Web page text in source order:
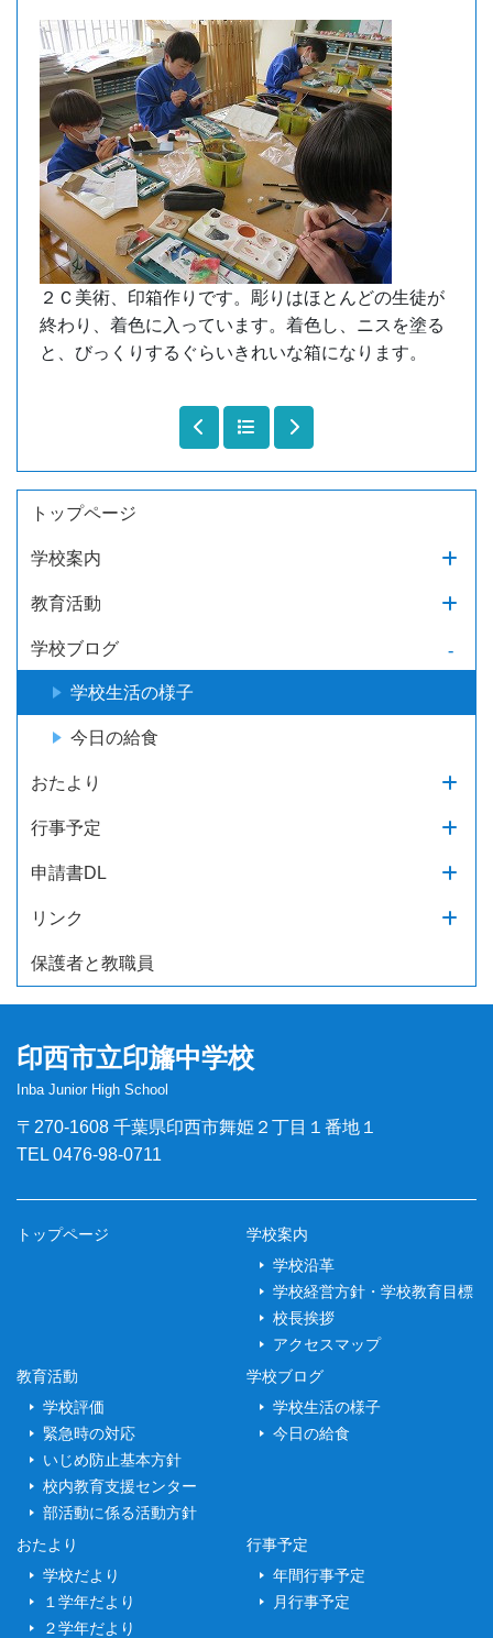
トップページ
学校案内
教育活動
学校ブログ
学校生活の様子
今日の給食
おたより
行事予定
申請書DL
リンク
保護者と教職員
２Ｃ美術、印箱作りです。彫りはほとんどの生徒が
終わり、着色に入っています。着色し、ニスを塗る
と、びっくりするぐらいきれいな箱になります。
印西市立印旛中学校
Inba Junior High School
〒270-1608 千葉県印西市舞姫２丁目１番地１
TEL 0476-98-0711
トップページ
学校案内
学校沿革
学校経営方針・学校教育目標
校長挨拶
アクセスマップ
教育活動
学校評価
緊急時の対応
いじめ防止基本方針
校内教育支援センター
部活動に係る活動方針
学校ブログ
学校生活の様子
今日の給食
おたより
学校だより
１学年だより
２学年だより
行事予定
年間行事予定
月行事予定